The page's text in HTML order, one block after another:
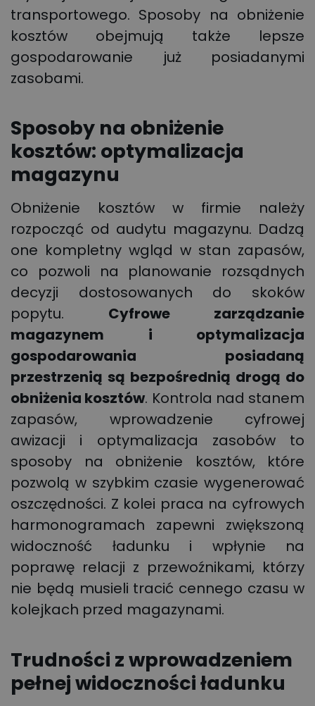
transportowego. Sposoby na obniżenie
kosztów obejmują także lepsze
gospodarowanie już posiadanymi
zasobami.
Sposoby na obniżenie
kosztów: optymalizacja
magazynu
Obniżenie kosztów w firmie należy
rozpocząć od audytu magazynu. Dadzą
one kompletny wgląd w stan zapasów,
co pozwoli na planowanie rozsądnych
decyzji dostosowanych do skoków
popytu. Cyfrowe zarządzanie
magazynem i optymalizacja
gospodarowania posiadaną
przestrzenią są bezpośrednią drogą do
obniżenia kosztów. Kontrola nad stanem
zapasów, wprowadzenie cyfrowej
awizacji i optymalizacja zasobów to
sposoby na obniżenie kosztów, które
pozwolą w szybkim czasie wygenerować
oszczędności. Z kolei praca na cyfrowych
harmonogramach zapewni zwiększoną
widoczność ładunku i wpłynie na
poprawę relacji z przewoźnikami, którzy
nie będą musieli tracić cennego czasu w
kolejkach przed magazynami.
Trudności z wprowadzeniem
pełnej widoczności ładunku